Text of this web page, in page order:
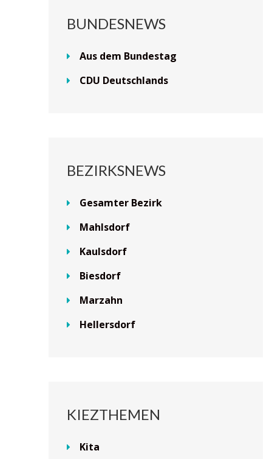
BUNDESNEWS
Aus dem Bundestag
CDU Deutschlands
BEZIRKSNEWS
Gesamter Bezirk
Mahlsdorf
Kaulsdorf
Biesdorf
Marzahn
Hellersdorf
KIEZTHEMEN
Kita